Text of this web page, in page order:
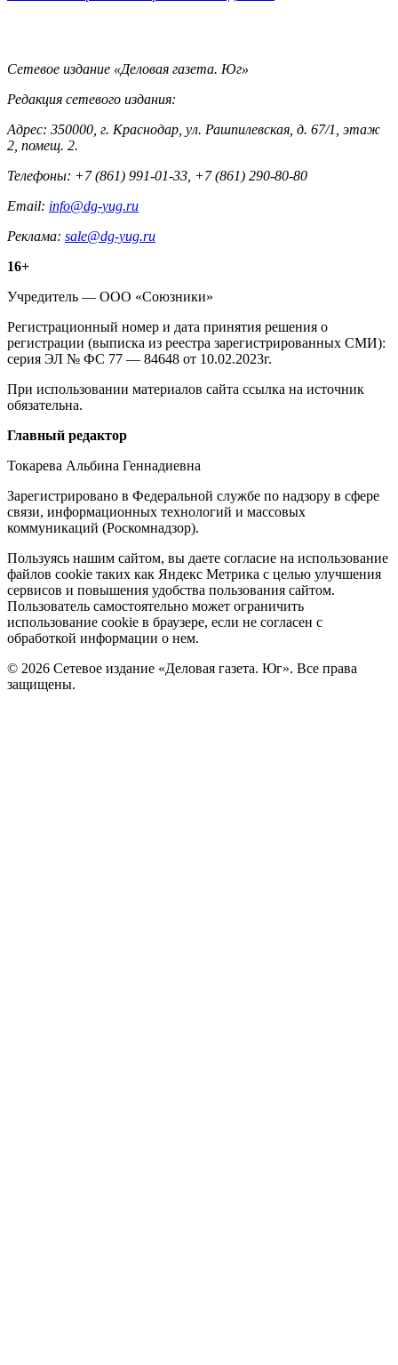
Контакты
Сетевое издание «Деловая газета. Юг»
Редакция сетевого издания:
Адрес: 350000, г. Краснодар, ул. Рашпилевская, д. 67/1, этаж
2, помещ. 2.
Телефоны: +7 (861) 991-01-33, +7 (861) 290-80-80
Email: info@dg-yug.ru
Реклама: sale@dg-yug.ru
Информация
о
издании
16+
Учредитель — ООО «Союзники»
Регистрационный номер и дата принятия решения о
регистрации (выписка из реестра зарегистрированных СМИ):
серия ЭЛ № ФС 77 — 84648 от 10.02.2023г.
При использовании материалов сайта ссылка на источник
обязательна.
Редакция
Главный редактор
Токарева Альбина Геннадиевна
Зарегистрировано в Федеральной службе по надзору в сфере
связи, информационных технологий и массовых
коммуникаций (Роскомнадзор).
Политика
cookie
Пользуясь нашим сайтом, вы даете согласие на использование
файлов cookie таких как Яндекс Метрика с целью улучшения
сервисов и повышения удобства пользования сайтом.
Пользователь самостоятельно может ограничить
использование cookie в браузере, если не согласен с
обработкой информации о нем.
© 2026 Сетевое издание «Деловая газета. Юг». Все права
защищены.